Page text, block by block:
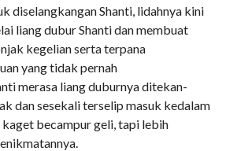
diselangkangan Shanti, lidahnya kini
liang dubur Shanti dan membuat
kegelian serta terpana
yang tidak pernah
merasa liang duburnya ditekan-
dan sesekali terselip masuk kedalam
becampur geli, tapi lebih